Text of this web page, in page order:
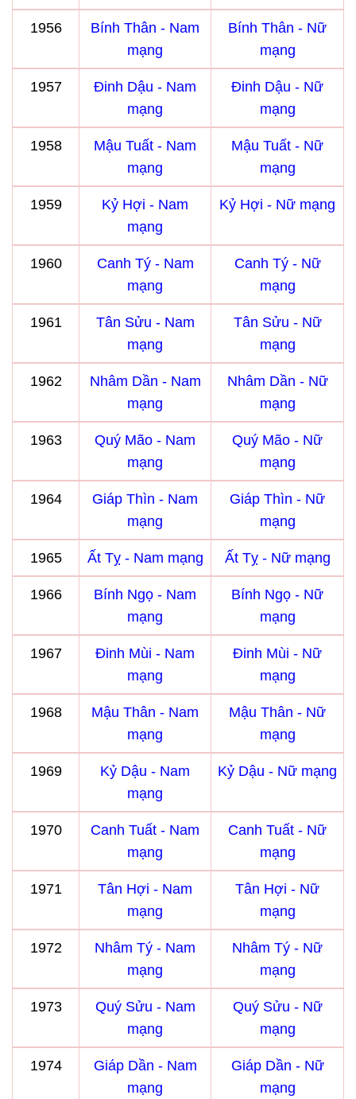
1956
Bính Thân - Nam
mạng
Bính Thân - Nữ
mạng
1957
Đinh Dậu - Nam
mạng
Đinh Dậu - Nữ
mạng
1958
Mậu Tuất - Nam
mạng
Mậu Tuất - Nữ
mạng
1959
Kỷ Hợi - Nam
mạng
Kỷ Hợi - Nữ mạng
1960
Canh Tý - Nam
mạng
Canh Tý - Nữ
mạng
1961
Tân Sửu - Nam
mạng
Tân Sửu - Nữ
mạng
1962
Nhâm Dần - Nam
mạng
Nhâm Dần - Nữ
mạng
1963
Quý Mão - Nam
mạng
Quý Mão - Nữ
mạng
1964
Giáp Thìn - Nam
mạng
Giáp Thìn - Nữ
mạng
1965 Ất Tỵ - Nam mạng Ất Tỵ - Nữ mạng
1966
Bính Ngọ - Nam
mạng
Bính Ngọ - Nữ
mạng
1967
Đinh Mùi - Nam
mạng
Đinh Mùi - Nữ
mạng
1968
Mậu Thân - Nam
mạng
Mậu Thân - Nữ
mạng
1969
Kỷ Dậu - Nam
mạng
Kỷ Dậu - Nữ mạng
1970
Canh Tuất - Nam
mạng
Canh Tuất - Nữ
mạng
1971
Tân Hợi - Nam
mạng
Tân Hợi - Nữ
mạng
1972
Nhâm Tý - Nam
mạng
Nhâm Tý - Nữ
mạng
1973
Quý Sửu - Nam
mạng
Quý Sửu - Nữ
mạng
1974
Giáp Dần - Nam
mạng
Giáp Dần - Nữ
mạng